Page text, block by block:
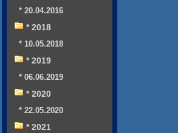
* 20.04.2016
* 2018
* 10.05.2018
* 2019
* 06.06.2019
* 2020
* 22.05.2020
* 2021